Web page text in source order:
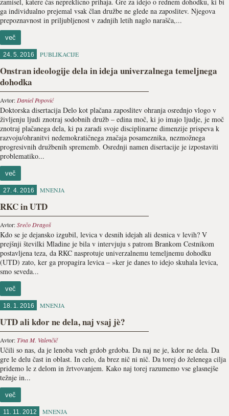
ga individualno prejemal vsak član družbe ne glede na zaposlitev. Njegova
prepoznavnost in priljubljenost v zadnjih letih naglo narašča,...
več
24. 5. 2016 PUBLIKACIJE
Onstran ideologije dela in ideja univerzalnega temeljnega
dohodka
Avtor: Daniel Popović
Doktorska disertacija Delo kot plačana zaposlitev ohranja osrednjo vlogo v
življenju ljudi znotraj sodobnih družb – edina moč, ki jo imajo ljudje, je moč
znotraj plačanega dela, ki pa zaradi svoje disciplinarne dimenzije prispeva k
razvoju/ohranitvi nedemokratičnega značaja posameznika, nezmožnega
progresivnih družbenih sprememb. Osrednji namen disertacije je izpostaviti
problematiko...
več
27. 4. 2016 MNENJA
RKC in UTD
Avtor:Srečo Dragoš
Kdo se je dejansko izgubil, levica v desnih idejah ali desnica v levih? V
prejšnji številki Mladine je bila v intervjuju s patrom Brankom Cestnikom
postavljena teza, da RKC nasprotuje univerzalnemu temeljnemu dohodku
(UTD) zato, ker ga propagira levica – »ker je danes to idejo skuhala levica,
smo seveda...
več
18. 1. 2016 MNENJA
UTD ali kdor ne dela, naj vsaj jè?
Avtor:Tina M. Valenčič
Učili so nas, da je lenoba vseh grdob grdoba. Da naj ne je, kdor ne dela. Da
gre le delu čast in oblast. In celo, da brez nič ni nič. Da torej do želenega cilja
pridemo le z delom in žrtvovanjem. Kako naj torej razumemo vse glasnejše
težnje in...
več
11. 11. 2012 MNENJA